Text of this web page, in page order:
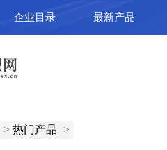
企业目录 最新产品
> 热门产品 >